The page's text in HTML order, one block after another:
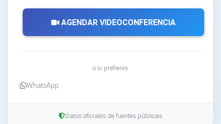
AGENDAR VIDEOCONFERENCIA
o si prefieres
WhatsApp
Datos oficiales de fuentes públicas